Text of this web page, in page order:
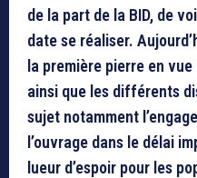
de la part de la BID, de
date se réaliser.
la première pierre en
ainsi que les différents
sujet notamment
l’ouvrage dans le délai
lueur d’espoir pour les